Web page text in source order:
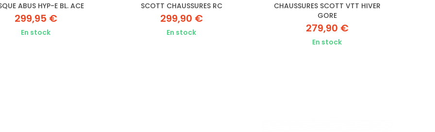
ABUS HYP-E BL. ACE
299,95 €
En stock
SCOTT CHAUSSURES RC
299,90 €
En stock
CHAUSSURES SCOTT VTT HIVER
GORE
279,90 €
En stock